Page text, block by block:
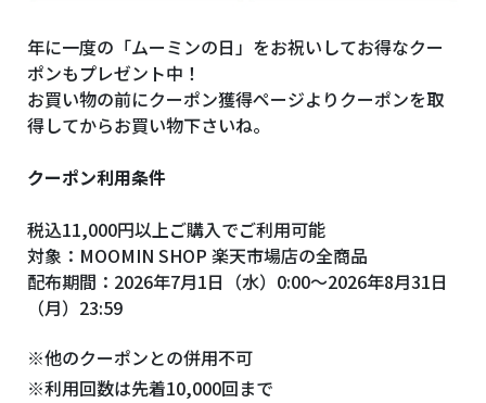
年に一度の「ムーミンの日」をお祝いしてお得なクー
ポンもプレゼント中！
お買い物の前にクーポン獲得ページよりクーポンを取
得してからお買い物下さいね。
クーポン利用条件
税込11,000円以上ご購入でご利用可能
対象：MOOMIN SHOP 楽天市場店の全商品
配布期間：2026年7月1日（水）0:00～2026年8月31日
（月）23:59
※他のクーポンとの併用不可
※利用回数は先着10,000回まで